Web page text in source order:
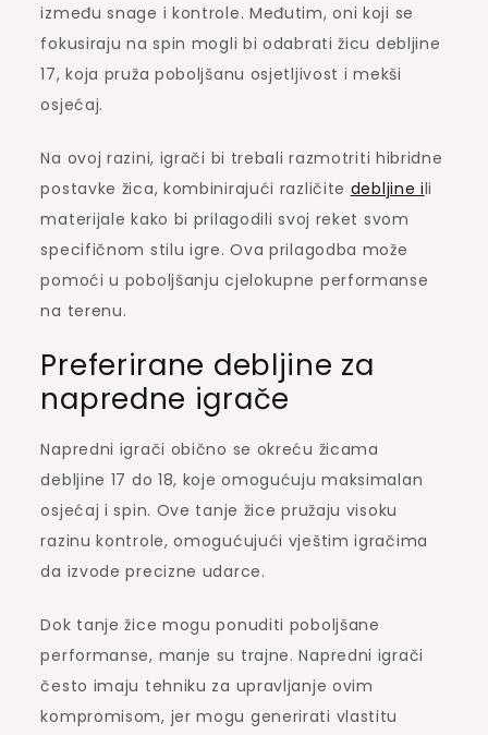
između snage i kontrole. Međutim, oni koji se
fokusiraju na spin mogli bi odabrati žicu debljine
17, koja pruža poboljšanu osjetljivost i mekši
osjećaj.
Na ovoj razini, igrači bi trebali razmotriti hibridne
postavke žica, kombinirajući različite debljine ili
materijale kako bi prilagodili svoj reket svom
specifičnom stilu igre. Ova prilagodba može
pomoći u poboljšanju cjelokupne performanse
na terenu.
Preferirane debljine za
napredne igrače
Napredni igrači obično se okreću žicama
debljine 17 do 18, koje omogućuju maksimalan
osjećaj i spin. Ove tanje žice pružaju visoku
razinu kontrole, omogućujući vještim igračima
da izvode precizne udarce.
Dok tanje žice mogu ponuditi poboljšane
performanse, manje su trajne. Napredni igrači
često imaju tehniku za upravljanje ovim
kompromisom, jer mogu generirati vlastitu